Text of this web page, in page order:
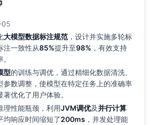
05
大模型数据标注规范 ，设计并实施多轮标
注一致性从85%提升至98% ，有效支持
型的训练与调优，通过精细化数据清洗、
参数调整，使模型在特定任务上的准确率
著优化了用户体验。
理性能瓶颈，利用JVM调优及并行计算
均响应时间缩短了200ms ，并发处理能